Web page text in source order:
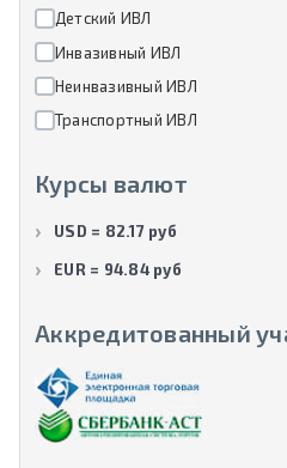
Детский ИВЛ
Инвазивный ИВЛ
Неинвазивный ИВЛ
Транспортный ИВЛ
Курсы валют
USD = 82.17 руб
EUR = 94.84 руб
Аккредитованный